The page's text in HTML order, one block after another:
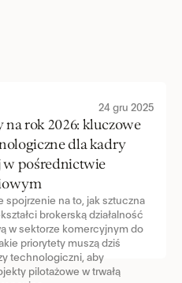
24 gru 2025
rok 2026: kluczowe
dla kadry
w pośrednictwie
spojrzenie na to, jak sztuczna
brokerską działalność
w sektorze komercyjnym do
priorytety muszą dziś
technologiczni, aby
pilotażowe w trwałą